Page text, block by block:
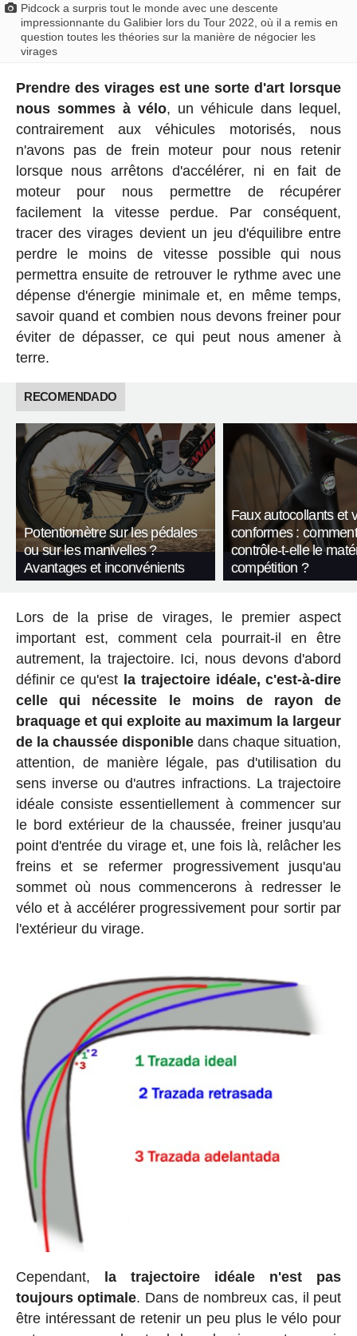
Pidcock a surpris tout le monde avec une descente
impressionnante du Galibier lors du Tour 2022, où il a remis en
question toutes les théories sur la manière de négocier les
virages
Prendre des virages est une sorte d'art lorsque
nous sommes à vélo, un véhicule dans lequel,
contrairement aux véhicules motorisés, nous
n'avons pas de frein moteur pour nous retenir
lorsque nous arrêtons d'accélérer, ni en fait de
moteur pour nous permettre de récupérer
facilement la vitesse perdue. Par conséquent,
tracer des virages devient un jeu d'équilibre entre
perdre le moins de vitesse possible qui nous
permettra ensuite de retrouver le rythme avec une
dépense d'énergie minimale et, en même temps,
savoir quand et combien nous devons freiner pour
éviter de dépasser, ce qui peut nous amener à
terre.
RECOMENDADO
Potentiomètre sur les pédales
ou sur les manivelles ?
Avantages et inconvénients
Faux autocollants et
conformes :
contrôle-t-elle le
compétition ?
Lors de la prise de virages, le premier aspect
important est, comment cela pourrait-il en être
autrement, la trajectoire. Ici, nous devons d'abord
définir ce qu'est la trajectoire idéale, c'est-à-dire
celle qui nécessite le moins de rayon de
braquage et qui exploite au maximum la largeur
de la chaussée disponibledans chaque situation,
attention, de manière légale, pas d'utilisation du
sens inverse ou d'autres infractions. La trajectoire
idéale consiste essentiellement à commencer sur
le bord extérieur de la chaussée, freiner jusqu'au
point d'entrée du virage et, une fois là, relâcher les
freins et se refermer progressivement jusqu'au
sommet où nous commencerons à redresser le
vélo et à accélérer progressivement pour sortir par
l'extérieur du virage.
Cependant, la trajectoire idéale n'est pas
toujours optimale. Dans de nombreux cas, il peut
être intéressant de retenir un peu plus le vélo pour